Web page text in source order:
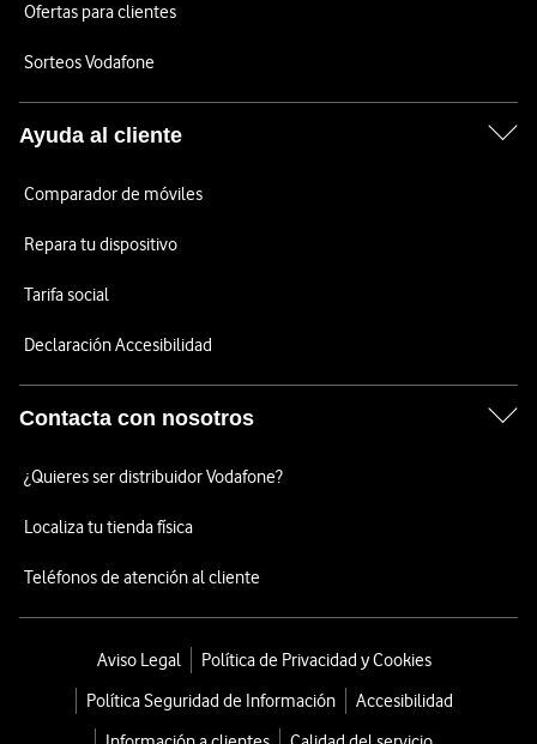
Ofertas para clientes
Sorteos Vodafone
Ayuda al cliente
Comparador de móviles
Repara tu dispositivo
Tarifa social
Declaración Accesibilidad
Contacta con nosotros
¿Quieres ser distribuidor Vodafone?
Localiza tu tienda física
Teléfonos de atención al cliente
Aviso Legal
Política de Privacidad y Cookies
Política Seguridad de Información
Accesibilidad